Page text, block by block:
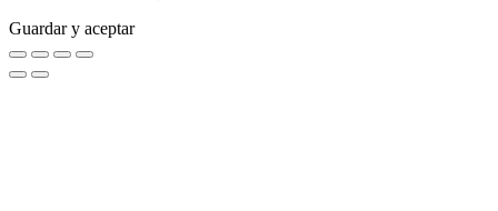
Guardar y aceptar